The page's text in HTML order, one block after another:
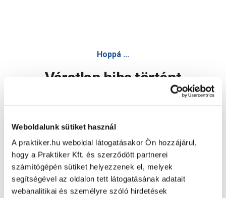
Weboldalunk sütiket használ
A praktiker.hu weboldal látogatásakor Ön hozzájárul,
hogy a Praktiker Kft. és szerződött partnerei
számítógépén sütiket helyezzenek el, melyek
segítségével az oldalon tett látogatásának adatait
webanalitikai és személyre szóló hirdetések
Hoppá ...
Váratlan hiba történt
Oldal újratöltése